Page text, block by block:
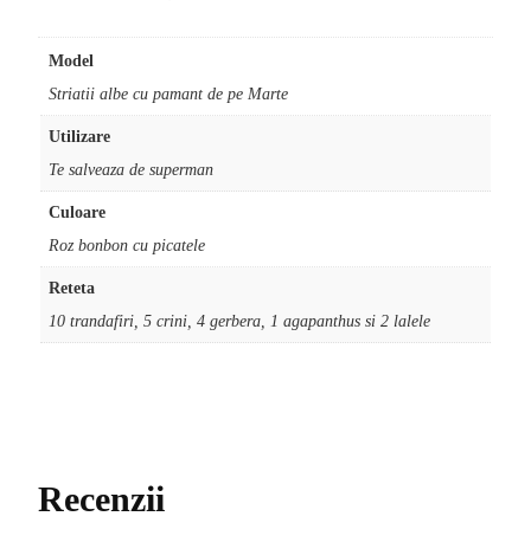
Model
Striatii albe cu pamant de pe Marte
Utilizare
Te salveaza de superman
Culoare
Roz bonbon cu picatele
Reteta
10 trandafiri, 5 crini, 4 gerbera, 1 agapanthus si 2 lalele
Recenzii